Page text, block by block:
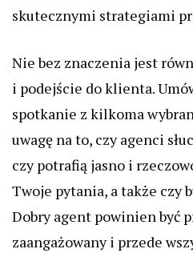
skutecznymi strategiami
Nie bez znaczenia jest
i podejście do klienta.
spotkanie z kilkoma
uwagę na to, czy agenci
czy potrafią jasno i
Twoje pytania, a także czy
Dobry agent powinien być
zaangażowany i przede